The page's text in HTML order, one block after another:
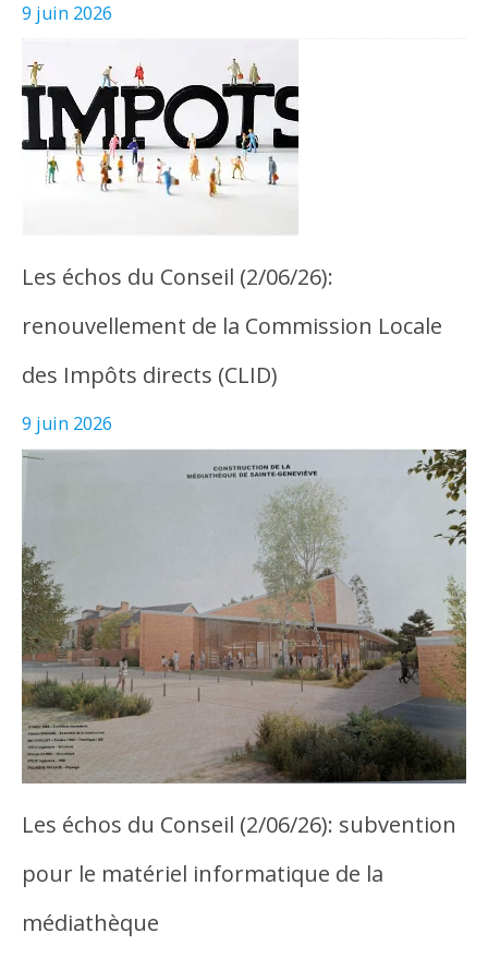
9 juin 2026
Les échos du Conseil (2/06/26):
renouvellement de la Commission Locale
des Impôts directs (CLID)
9 juin 2026
Les échos du Conseil (2/06/26): subvention
pour le matériel informatique de la
médiathèque